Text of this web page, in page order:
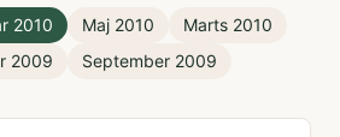
2010 Maj 2010
Marts 2010
2009
September 2009